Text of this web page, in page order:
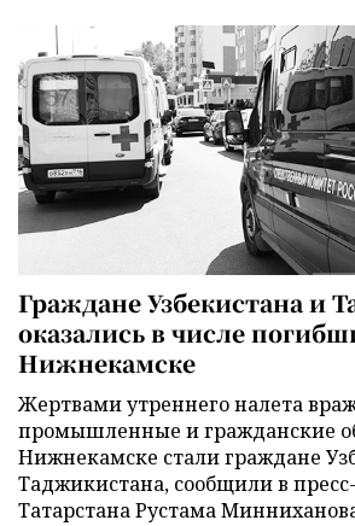
Граждане Узбекистана и
оказались в числе
Нижнекамске
Жертвами утреннего налета
промышленные и гражданские
Нижнекамске стали граждане
Таджикистана, сообщили в
Татарстана Рустама